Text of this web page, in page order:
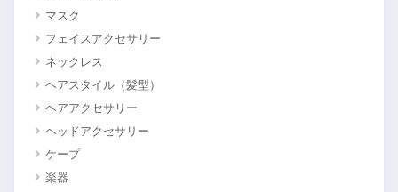
マスク
フェイスアクセサリー
ネックレス
ヘアスタイル（髪型）
ヘアアクセサリー
ヘッドアクセサリー
ケープ
楽器